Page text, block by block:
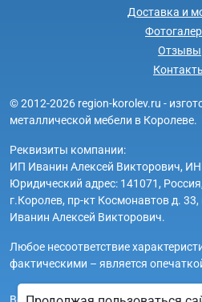
Доставка и
Отзывы
© 2012-2026 region-korolev.ru -
металлической мебели в Королеве.
Реквизиты компании:
ИП Иванин Алексей Викторович,
Юридический адрес: 141071,
г.Королев, пр-кт Космонавтов д.
Иванин Алексей Викторович.
Любое несоответствие
фактическими – является
Вся информация на сайте region-